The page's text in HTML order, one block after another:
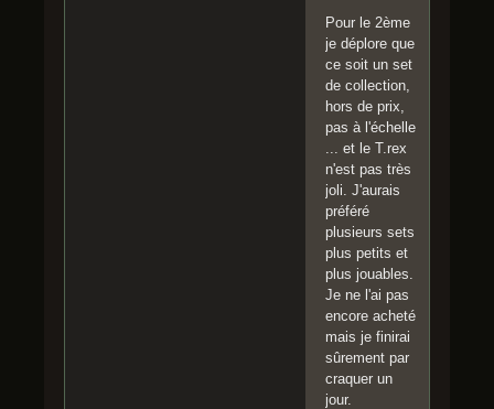
Pour le 2ème
je déplore que
ce soit un set
de collection,
hors de prix,
pas à l'échelle
... et le T.rex
n'est pas très
joli. J'aurais
préféré
plusieurs sets
plus petits et
plus jouables.
Je ne l'ai pas
encore acheté
mais je finirai
sûrement par
craquer un
jour.